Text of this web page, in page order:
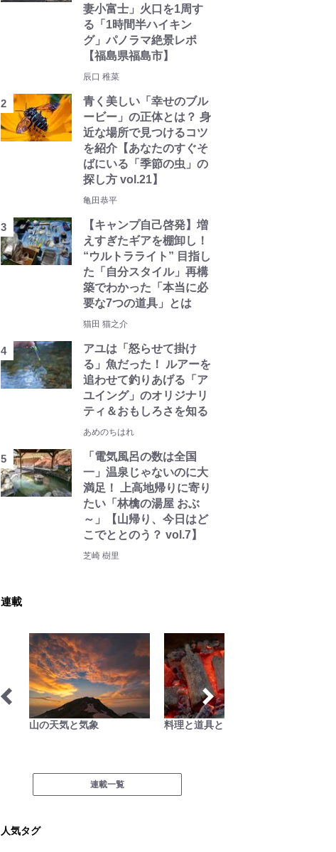
妻小富士」火口を1周す
る「1時間半ハイキン
グ」パノラマ絶景レポ
【福島県福島市】
辰口 稚菜
青く美しい「幸せのブル
ービー」の正体とは？ 身
近な場所で見つけるコツ
を紹介【あなたのすぐそ
ばにいる「季節の虫」の
探し方 vol.21】
亀田恭平
【キャンプ自己啓発】増
えすぎたギアを棚卸し！
“ウルトラライト” 目指し
た「自分スタイル」再構
築でわかった「本当に必
要な7つの道具」とは
猫田 猫之介
アユは「怒らせて掛け
る」魚だった！ ルアーを
追わせて釣りあげる「ア
ユイング」のオリジナリ
ティ＆おもしろさを知る
あめのちはれ
「電気風呂の数は全国
一」温泉じゃないのに大
満足！ 上高地帰りに寄り
たい「林檎の湯屋 おぶ
～」【山帰り、今日はど
こでととのう？ vol.7】
芝崎 樹里
連載
山の天気と気象 料理と道具とアウトドア
連載一覧
人気タグ